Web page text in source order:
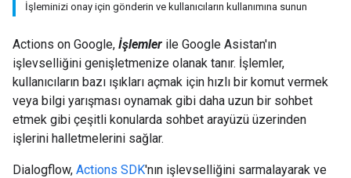
İşleminizi onay için gönderin ve kullanıcıların kullanımına sunun
Actions on Google, İşlemler ile Google Asistan'ın
işlevselliğini genişletmenize olanak tanır. İşlemler,
kullanıcıların bazı ışıkları açmak için hızlı bir komut vermek
veya bilgi yarışması oynamak gibi daha uzun bir sohbet
etmek gibi çeşitli konularda sohbet arayüzü üzerinden
işlerini halletmelerini sağlar.
Dialogflow, Actions SDK'nın işlevselliğini sarmalayarak ve